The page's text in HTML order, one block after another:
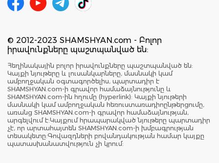
© 2012-2023 SHAMSHYAN.com - Բոլոր
իրավունքները պաշտպանված են:
Հեղինակային բոլոր իրավունքները պաշտպանված են:
Կայքի նյութերը և լուսանկարները, մասնակի կամ
ամբողջական օգտագործելիս, պարտադիր է
SHAMSHYAN.com-ի գրավոր համաձայնությունը և
SHAMSHYAN.com-ին հղումը (hyperlink): Կայքի նյութերի
մասնակի կամ ամբողջական հեռուստառադիոընթերցումը,
առանց SHAMSHYAN.com-ի գրավոր համաձայնության,
արգելվում է:Կայքում հրապարակված նյութերը պարտադիր
չէ, որ արտահայտեն SHAMSHYAN.com-ի խմբագրության
տեսակետը:Գովազդների բովանդակության համար կայքը
պատասխանատվություն չի կրում: